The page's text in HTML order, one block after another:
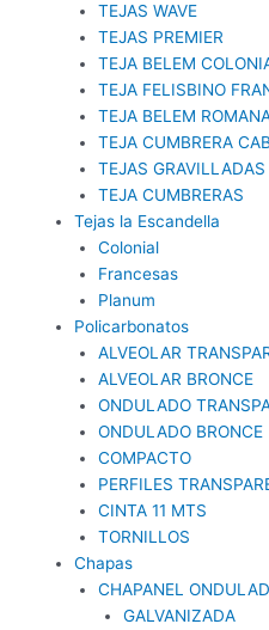
TEJAS WAVE
TEJAS PREMIER
TEJA BELEM
TEJA FELISBINO
TEJA BELEM
TEJA CUMBRERA
TEJAS GRAVILLADAS
TEJA CUMBRERAS
Tejas la Escandella
Colonial
Francesas
Planum
Policarbonatos
ALVEOLAR
ALVEOLAR BRONCE
ONDULADO
ONDULADO BRONCE
COMPACTO
PERFILES
CINTA 11 MTS
TORNILLOS
Chapas
CHAPANEL
GALVANIZADA